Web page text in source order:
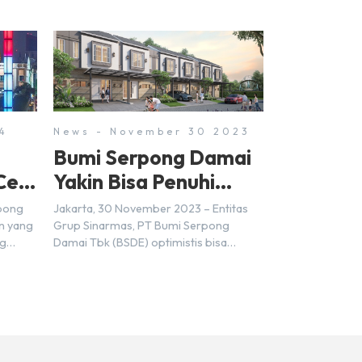
yang
News - November 30 2023
Bumi Serpong Damai
Yakin Bisa Penuhi
Target Marketing
Sales Tahun 2023
Jakarta, 30 November 2023 – Entitas
Grup Sinarmas, PT Bumi Serpong
Damai Tbk (BSDE) optimistis bisa